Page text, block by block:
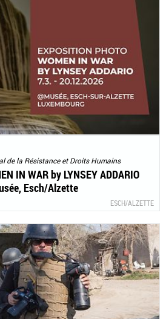
de la Résistance et Droits Humains
IN WAR by LYNSEY ADDARIO
Esch/Alzette
ESCH/ALZETTE